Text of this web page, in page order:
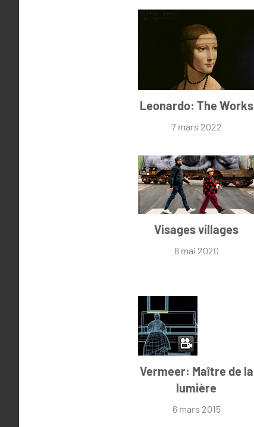
Leonardo: The Works
7 mars 2022
Visages villages
8 mai 2020
Vermeer: Maître de la
lumière
6 mars 2015